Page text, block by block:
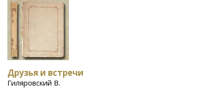
Друзья и встречи
Гиляровский В.